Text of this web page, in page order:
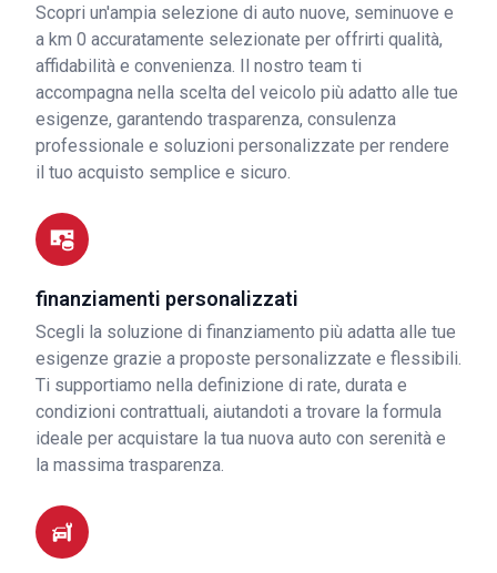
Scopri un'ampia selezione di auto nuove, seminuove e
a km 0 accuratamente selezionate per offrirti qualità,
affidabilità e convenienza. Il nostro team ti
accompagna nella scelta del veicolo più adatto alle tue
esigenze, garantendo trasparenza, consulenza
professionale e soluzioni personalizzate per rendere
il tuo acquisto semplice e sicuro.
finanziamenti personalizzati
Scegli la soluzione di finanziamento più adatta alle tue
esigenze grazie a proposte personalizzate e flessibili.
Ti supportiamo nella definizione di rate, durata e
condizioni contrattuali, aiutandoti a trovare la formula
ideale per acquistare la tua nuova auto con serenità e
la massima trasparenza.